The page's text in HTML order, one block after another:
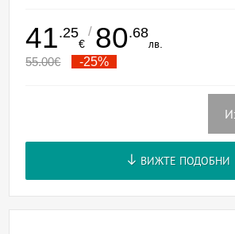
41.25
€
/ 80.68
лв.
55.00€ -25%
ВИЖТЕ ПОДОБНИ